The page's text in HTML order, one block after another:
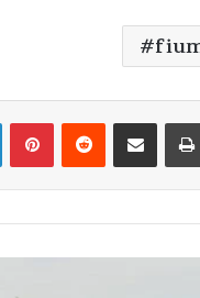
LinkedInPinterestReddit Condividi via Email